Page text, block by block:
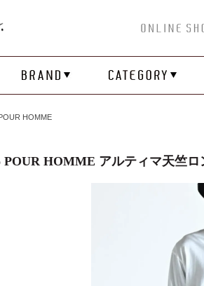
HOMME
POUR HOMME アルティマ天竺